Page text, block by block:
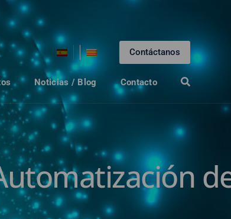
Contáctanos
Noticias / Blog Contacto